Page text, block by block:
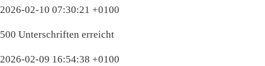
2026-02-10 07:30:21 +0100
500 Unterschriften erreicht
2026-02-09 16:54:38 +0100